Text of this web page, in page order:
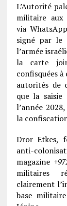
L’Autorité
militaire aux
via
signé par le
l’armée
la carte
confisquées
autorités de
que la
l’année
la
Dror Etkes,
anti-
magazine
militaires
clairement
base